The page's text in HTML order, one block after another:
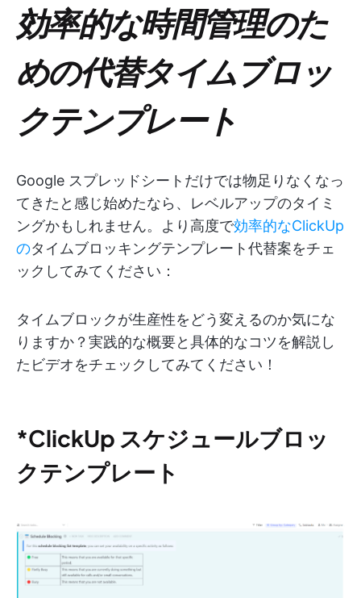
効率的な時間管理のた
めの代替タイムブロッ
クテンプレート
Google スプレッドシートだけでは物足りなくなっ
てきたと感じ始めたなら、レベルアップのタイミ
ングかもしれません。より高度で効率的なClickUp
のタイムブロッキングテンプレート代替案をチェ
ックしてみてください：
タイムブロックが生産性をどう変えるのか気にな
りますか？実践的な概要と具体的なコツを解説し
たビデオをチェックしてみてください！
*ClickUp スケジュールブロッ
クテンプレート